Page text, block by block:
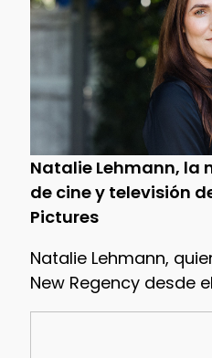
Natalie Lehmann, la
de cine y televisión
Pictures
Natalie Lehmann,
New Regency desde